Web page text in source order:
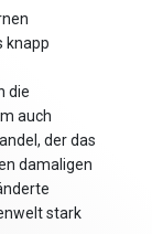
knapp
die
auch
der das
damaligen
stark